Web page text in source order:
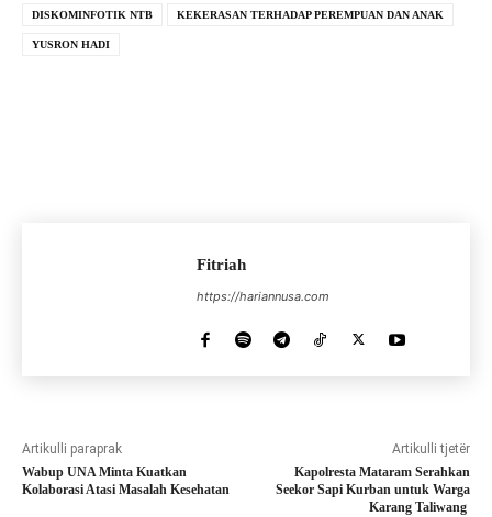
DISKOMINFOTIK NTB KEKERASAN TERHADAP PEREMPUAN DAN ANAK
YUSRON HADI
Fitriah
https://hariannusa.com
Artikulli paraprak
Wabup UNA Minta Kuatkan
Kolaborasi Atasi Masalah Kesehatan
Artikulli tjetër
Kapolresta Mataram Serahkan
Seekor Sapi Kurban untuk Warga
Karang Taliwang